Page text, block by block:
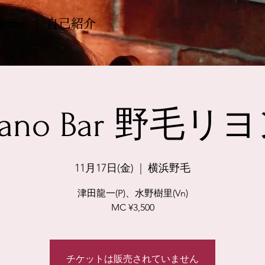
自己紹介
Bar 野毛リ
11月17日(金) 横浜野毛
津田龍一(P)、水野樹里(Vn)
MC ¥3,500
チケットは販売されていません